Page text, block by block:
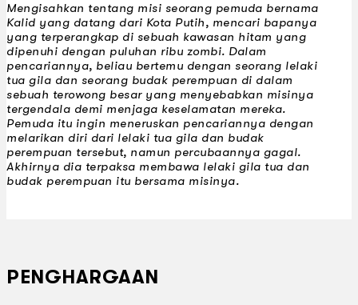
Mengisahkan tentang misi seorang pemuda bernama
Kalid yang datang dari Kota Putih, mencari bapanya
yang terperangkap di sebuah kawasan hitam yang
dipenuhi dengan puluhan ribu zombi. Dalam
pencariannya, beliau bertemu dengan seorang lelaki
tua gila dan seorang budak perempuan di dalam
sebuah terowong besar yang menyebabkan misinya
tergendala demi menjaga keselamatan mereka.
Pemuda itu ingin meneruskan pencariannya dengan
melarikan diri dari lelaki tua gila dan budak
perempuan tersebut, namun percubaannya gagal.
Akhirnya dia terpaksa membawa lelaki gila tua dan
budak perempuan itu bersama misinya.
PENGHARGAAN